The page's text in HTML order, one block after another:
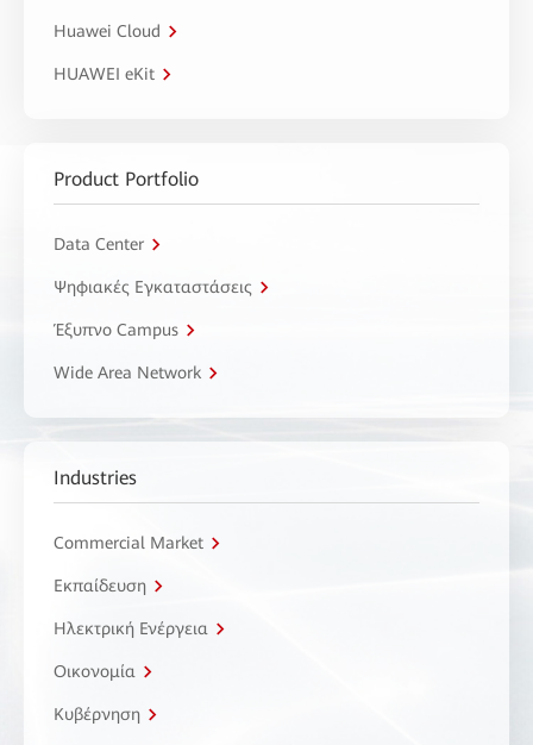
Huawei Cloud
HUAWEI eKit
Product Portfolio
Data Center
Ψηφιακές Εγκαταστάσεις
Έξυπνο Campus
Wide Area Network
Industries
Commercial Market
Εκπαίδευση
Ηλεκτρική Ενέργεια
Οικονομία
Κυβέρνηση